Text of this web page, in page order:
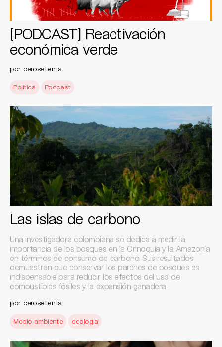
[PODCAST] Reactivación
económica verde
por cerosetenta
Política Podcast
Las islas de carbono
Una investigadora colombiana se dedica a medir la
importancia de los bosques en la Orinoquía y la Amazonía
en términos de consumo de carbono. Sus resultados
demuestran que conservar los parches de bosques es
indispensable para reducir los efectos del uso de
combustibles fósiles y la expansión ganadera.
por cerosetenta
Medio ambiente ecología